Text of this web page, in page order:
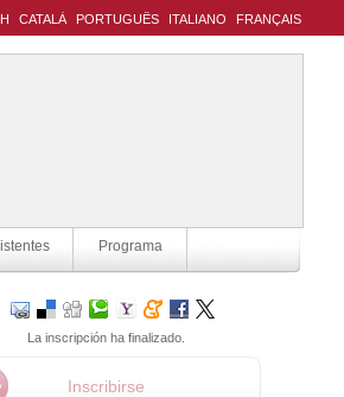
CATALÀ PORTUGUÊS ITALIANO FRANÇAIS
Programa
La inscripción ha finalizado.
Inscribirse